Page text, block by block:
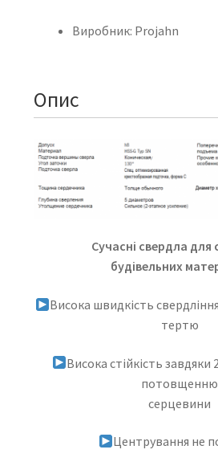
Виробник: Projahn
Опис
Сучасні свердла для
будівельних
Висока швидкість
тертю
Висока стійкість завдяки
потовщенню
серцевини
Центрування не